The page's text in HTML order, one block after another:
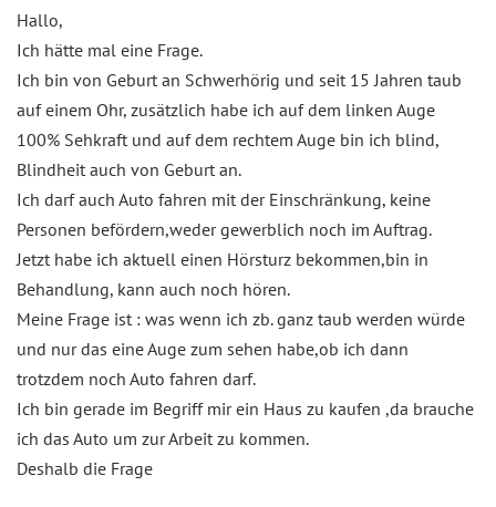
Hallo,
Ich hätte mal eine Frage.
Ich bin von Geburt an Schwerhörig und seit 15 Jahren taub
auf einem Ohr, zusätzlich habe ich auf dem linken Auge
100% Sehkraft und auf dem rechtem Auge bin ich blind,
Blindheit auch von Geburt an.
Ich darf auch Auto fahren mit der Einschränkung, keine
Personen befördern,weder gewerblich noch im Auftrag.
Jetzt habe ich aktuell einen Hörsturz bekommen,bin in
Behandlung, kann auch noch hören.
Meine Frage ist : was wenn ich zb. ganz taub werden würde
und nur das eine Auge zum sehen habe,ob ich dann
trotzdem noch Auto fahren darf.
Ich bin gerade im Begriff mir ein Haus zu kaufen ,da brauche
ich das Auto um zur Arbeit zu kommen.
Deshalb die Frage